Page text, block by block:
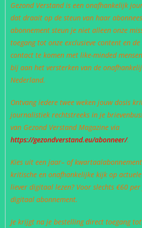
Gezond Verstand is een onafhankelijk
dat draait op de steun van haar
abonnement steun je niet alleen onze
toegang tot onze exclusieve content en
contact te komen met like-minded
bij aan het versterken van de
Nederland.
Ontvang iedere twee weken jouw dosis
journalistiek rechtstreeks in je
van Gezond Verstand Magazine via
https://gezondverstand.eu/abonneer/.
Kies uit een jaar– of
kritische en onafhankelijke kijk op
liever digitaal lezen? Voor slechts €60
digitaal abonnement.
Je krijgt na je bestelling direct toegang